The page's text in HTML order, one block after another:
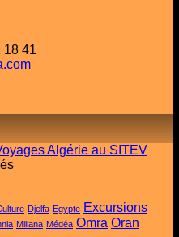
18 41
Algérie au SITEV
sur
Touring
Voyages
Djelfa Egypte Excursions
Miliana Médéa Omra Oran